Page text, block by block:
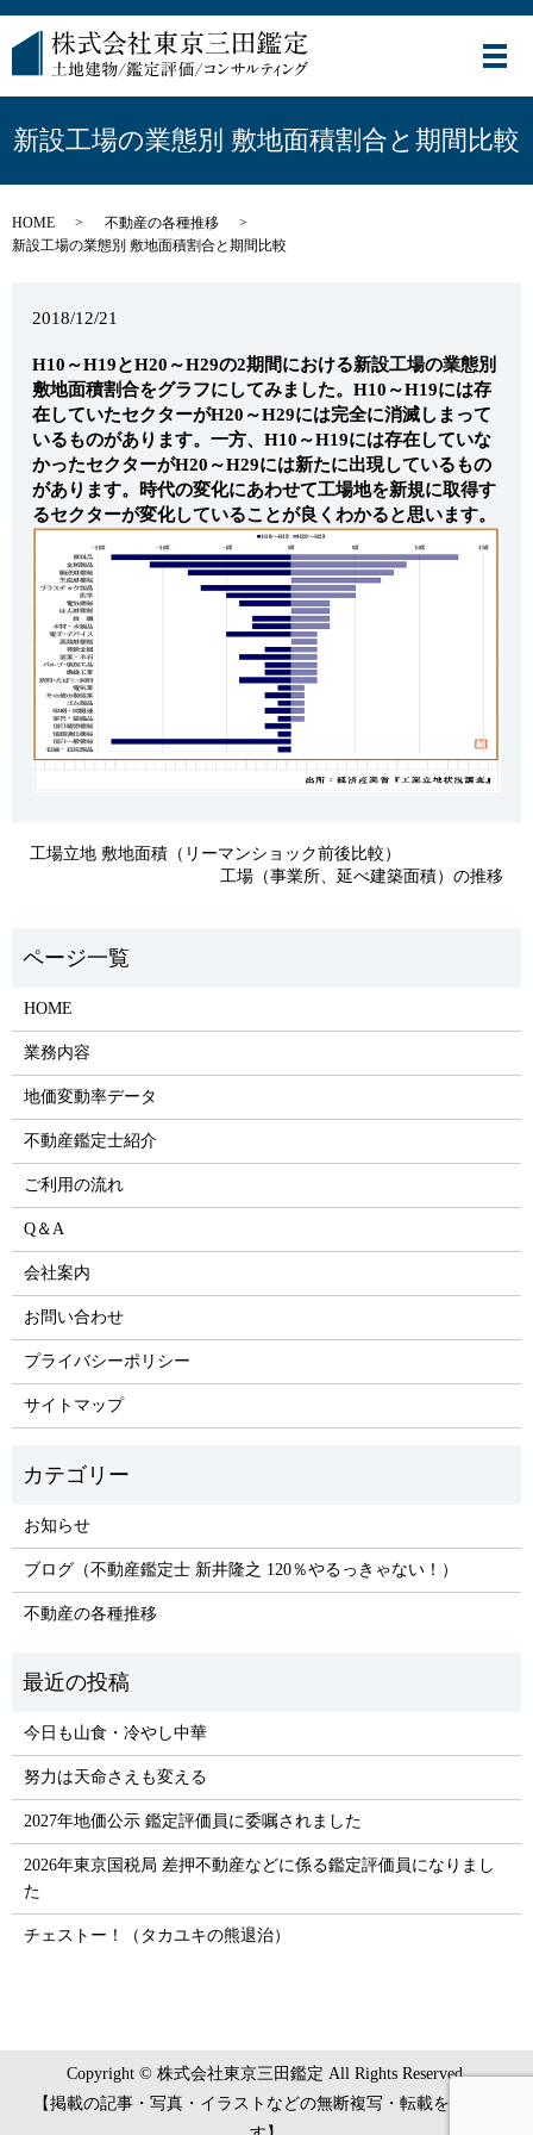
メ
新設工場の業態別 敷地面積割合と期間比較
HOME
不動産の各種推移
新設工場の業態別 敷地面積割合と期間比較
2018/12/21
H10～H19とH20～H29の2期間における新設工場の業態別
敷地面積割合をグラフにしてみました。H10～H19には存
在していたセクターがH20～H29には完全に消滅しまって
いるものがあります。一方、H10～H19には存在していな
かったセクターがH20～H29には新たに出現しているもの
があります。時代の変化にあわせて工場地を新規に取得す
るセクターが変化していることが良くわかると思います。
工場立地 敷地面積（リーマンショック前後比較）
工場（事業所、延べ建築面積）の推移
HOME
業務内容
地価変動率データ
不動産鑑定士紹介
ご利用の流れ
Q＆A
会社案内
お問い合わせ
プライバシーポリシー
サイトマップ
お知らせ
ブログ（不動産鑑定士 新井隆之 120％やるっきゃない！）
不動産の各種推移
今日も山食・冷やし中華
努力は天命さえも変える
2027年地価公示 鑑定評価員に委嘱されました
2026年東京国税局 差押不動産などに係る鑑定評価員になりまし
た
チェストー！（タカユキの熊退治）
Copyright © 株式会社東京三田鑑定 All Rights Reserved.
【掲載の記事・写真・イラストなどの無断複写・転載を禁じま